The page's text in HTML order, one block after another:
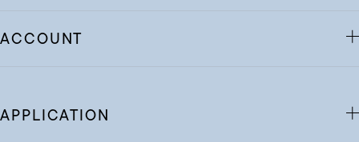
ACCOUNT
APPLICATION